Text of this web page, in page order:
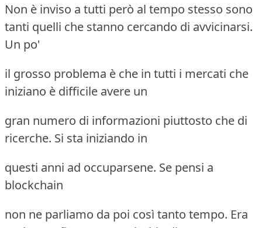
Non è inviso a tutti però al tempo stesso sono
tanti quelli che stanno cercando di avvicinarsi.
Un po'
il grosso problema è che in tutti i mercati che
iniziano è difficile avere un
gran numero di informazioni piuttosto che di
ricerche. Si sta iniziando in
questi anni ad occuparsene. Se pensi a
blockchain
non ne parliamo da poi così tanto tempo. Era